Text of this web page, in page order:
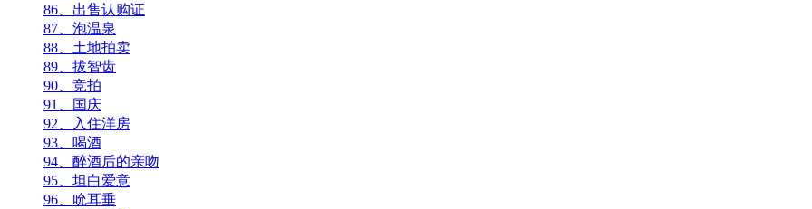
86、出售认购证
87、泡温泉
88、土地拍卖
89、拔智齿
90、竞拍
91、国庆
92、入住洋房
93、喝酒
94、醉酒后的亲吻
95、坦白爱意
96、吮耳垂